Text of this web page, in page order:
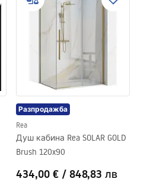
Разпродажба
Rea
Душ кабина Rea SOLAR GOLD
Brush 120x90
434,00 € / 848,83 лв